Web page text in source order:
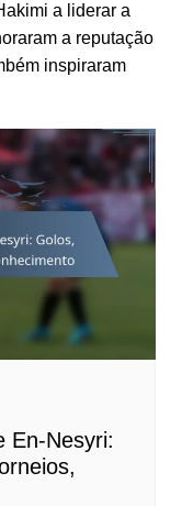
a liderar a
a reputação
inspiraram
En-Nesyri: